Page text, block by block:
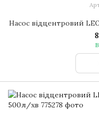
Насос відцентровий